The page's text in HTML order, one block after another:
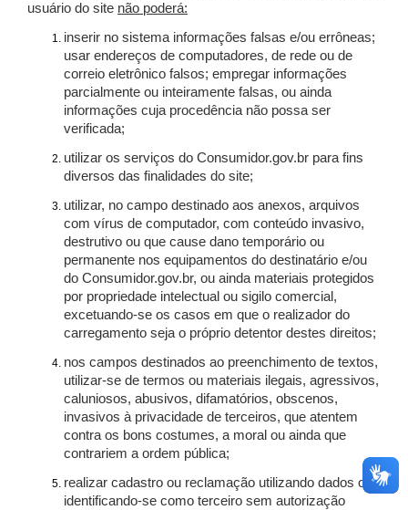
usuário do site não poderá:
inserir no sistema informações falsas e/ou errôneas;
usar endereços de computadores, de rede ou de
correio eletrônico falsos; empregar informações
parcialmente ou inteiramente falsas, ou ainda
informações cuja procedência não possa ser
verificada;
utilizar os serviços do Consumidor.gov.br para fins
diversos das finalidades do site;
utilizar, no campo destinado aos anexos, arquivos
com vírus de computador, com conteúdo invasivo,
destrutivo ou que cause dano temporário ou
permanente nos equipamentos do destinatário e/ou
do Consumidor.gov.br, ou ainda materiais protegidos
por propriedade intelectual ou sigilo comercial,
excetuando-se os casos em que o realizador do
carregamento seja o próprio detentor destes direitos;
nos campos destinados ao preenchimento de textos,
utilizar-se de termos ou materiais ilegais, agressivos,
caluniosos, abusivos, difamatórios, obscenos,
invasivos à privacidade de terceiros, que atentem
contra os bons costumes, a moral ou ainda que
contrariem a ordem pública;
realizar cadastro ou reclamação utilizando dados ou
identificando-se como terceiro sem autorização